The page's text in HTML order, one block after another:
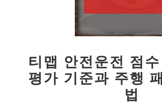
티맵 안전운전 점
평가 기준과 주행
법